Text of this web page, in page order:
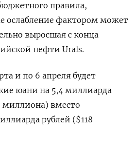
правила,
фактором может
выросшая с конца
нефти Urals.
и по 6 апреля будет
юани на 5,4 миллиарда
миллиона) вместо
рублей ($118